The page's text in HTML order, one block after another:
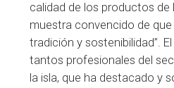
calidad de los productos de
muestra convencido de
tradición y sostenibilidad”.
tantos profesionales del
la isla, que ha destacado y